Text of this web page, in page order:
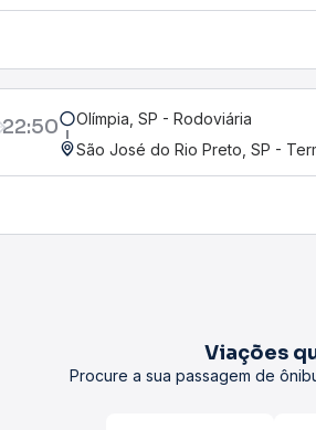
22:50
Olímpia, SP - Rodoviária
São José do Rio Preto, SP -
Viações
Procure a sua passagem de